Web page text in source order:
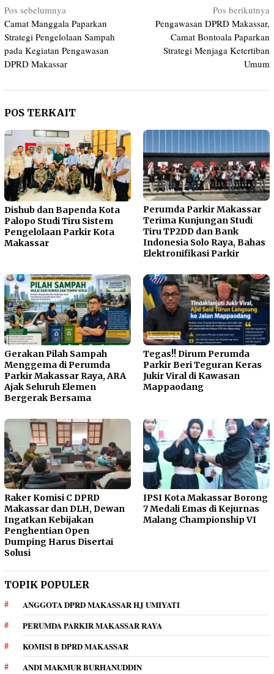
Navigasi
pos
Pos sebelumnya
Camat Manggala Paparkan
Strategi Pengelolaan Sampah
pada Kegiatan Pengawasan
DPRD Makassar
Pos berikutnya
Pengawasan DPRD Makassar,
Camat Bontoala Paparkan
Strategi Menjaga Ketertiban
Umum
POS TERKAIT
Dishub dan Bapenda Kota
Palopo Studi Tiru Sistem
Pengelolaan Parkir Kota
Makassar
Perumda Parkir Makassar
Terima Kunjungan Studi
Tiru TP2DD dan Bank
Indonesia Solo Raya, Bahas
Elektronifikasi Parkir
Gerakan Pilah Sampah
Menggema di Perumda
Parkir Makassar Raya, ARA
Ajak Seluruh Elemen
Bergerak Bersama
Tegas!! Dirum Perumda
Parkir Beri Teguran Keras
Jukir Viral di Kawasan
Mappaodang
Raker Komisi C DPRD
Makassar dan DLH, Dewan
Ingatkan Kebijakan
Penghentian Open
Dumping Harus Disertai
Solusi
IPSI Kota Makassar Borong
7 Medali Emas di Kejurnas
Malang Championship VI
TOPIK POPULER
ANGGOTA DPRD MAKASSAR HJ UMIYATI
PERUMDA PARKIR MAKASSAR RAYA
KOMISI B DPRD MAKASSAR
ANDI MAKMUR BURHANUDDIN